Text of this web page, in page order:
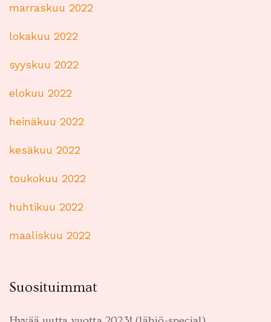
marraskuu 2022
lokakuu 2022
syyskuu 2022
elokuu 2022
heinäkuu 2022
kesäkuu 2022
toukokuu 2022
huhtikuu 2022
maaliskuu 2022
Suosituimmat